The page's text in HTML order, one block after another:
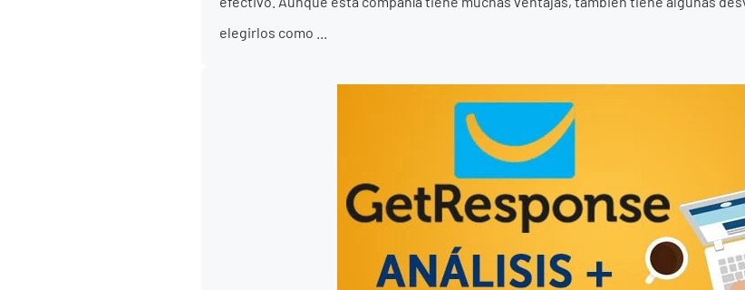
elegirlos como ...